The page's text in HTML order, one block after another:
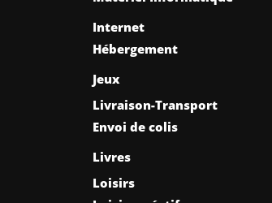
Internet
Hébergement
Jeux
Livraison-Transport
Envoi de colis
Livres
Loisirs